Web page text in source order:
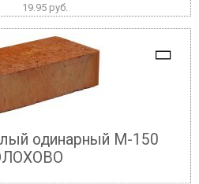
19.95 руб.
одинарный М-150